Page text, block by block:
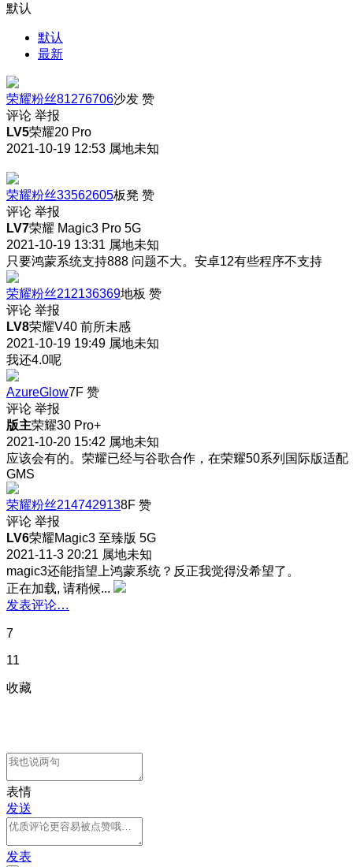
默认
默认
最新
荣耀粉丝81276706沙发 赞
评论 举报
LV5荣耀20 Pro
2021-10-19 12:53 属地未知
荣耀粉丝33562605板凳 赞
评论 举报
LV7荣耀 Magic3 Pro 5G
2021-10-19 13:31 属地未知
只要鸿蒙系统支持888 问题不大。安卓12有些程序不支持
荣耀粉丝212136369地板 赞
评论 举报
LV8荣耀V40 前所未感
2021-10-19 19:49 属地未知
我还4.0呢
AzureGlow7F 赞
评论 举报
版主荣耀30 Pro+
2021-10-20 15:42 属地未知
应该会有的。荣耀已经与谷歌合作，在荣耀50系列国际版适配
GMS
荣耀粉丝2147429138F 赞
评论 举报
LV6荣耀Magic3 至臻版 5G
2021-11-3 20:21 属地未知
magic3还能指望上鸿蒙系统？反正我觉得没希望了。
正在加载, 请稍候...
发表评论…
7
11
收藏
表情
发送
发表